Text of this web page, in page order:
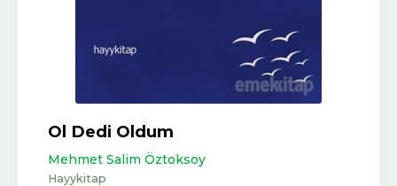
Ol Dedi Oldum
Mehmet Salim Öztoksoy
Hayykitap